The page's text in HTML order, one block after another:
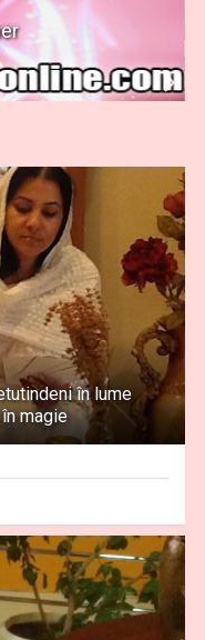
în lume
magie